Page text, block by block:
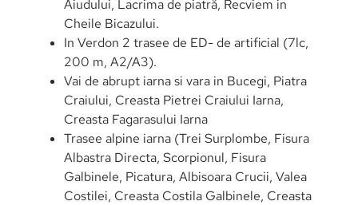
Aiudului, Lacrima de piatră, Recviem in
Cheile Bicazului.
In Verdon 2 trasee de ED- de artificial (7lc,
200 m, A2/A3).
Vai de abrupt iarna si vara in Bucegi, Piatra
Craiului, Creasta Pietrei Craiului Iarna,
Creasta Fagarasului Iarna
Trasee alpine iarna (Trei Surplombe, Fisura
Albastra Directa, Scorpionul, Fisura
Galbinele, Picatura, Albisoara Crucii, Valea
Costilei, Creasta Costila Galbinele, Creasta